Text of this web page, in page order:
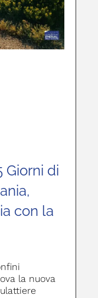
Giorni di
con la
la nuova